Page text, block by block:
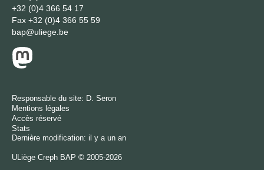
+32 (0)4 366 54 17
Fax +32 (0)4 366 55 59
bap@uliege.be
Responsable du site: D. Seron
Mentions légales
Accès réservé
Stats
Dernière modification: il y a un an
ULiège Creph BAP © 2005-2026